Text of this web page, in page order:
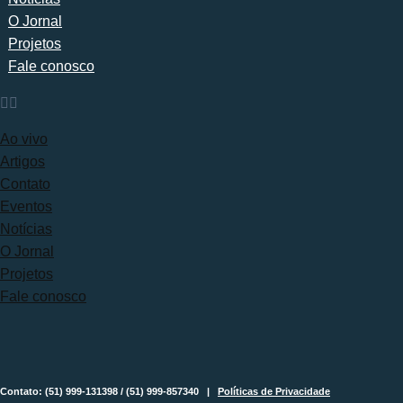
O Jornal
Projetos
Fale conosco
Ao vivo
Artigos
Contato
Eventos
Notícias
O Jornal
Projetos
Fale conosco
Contato: (51) 999-131398 / (51) 999-857340 | Políticas de Privacidade